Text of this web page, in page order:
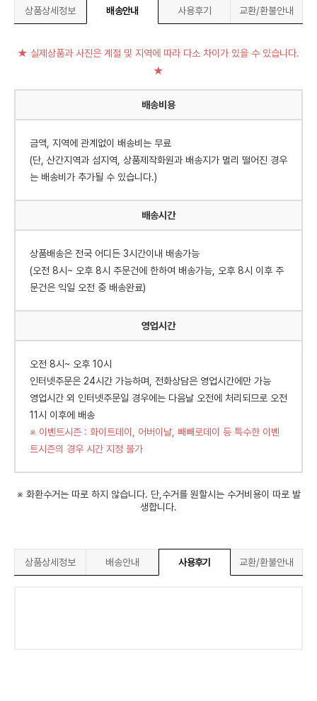
상품상세정보 배송안내 사용후기 교환/환불안내
★ 실제상품과 사진은 계절 및 지역에 따라 다소 차이가 있을 수 있습니다.
★
배송비용
금액, 지역에 관계없이 배송비는 무료
(단, 산간지역과 섬지역, 상품제작화원과 배송지가 멀리 떨어진 경우
는 배송비가 추가될 수 있습니다.)
배송시간
상품배송은 전국 어디든 3시간이내 배송가능
(오전 8시~ 오후 8시 주문건에 한하여 배송가능, 오후 8시 이후 주
문건은 익일 오전 중 배송완료)
영업시간
오전 8시~ 오후 10시
인터넷주문은 24시간 가능하며, 전화상담은 영업시간에만 가능
영업시간 외 인터넷주문일 경우에는 다음날 오전에 처리되므로 오전
11시 이후에 배송
※ 이벤트시즌 : 화이트데이, 어버이날, 빼빼로데이 등 특수한 이벤
트시즌의 경우 시간 지정 불가
※ 화환수거는 따로 하지 않습니다. 단,수거를 원할시는 수거비용이 따로 발
생합니다.
상품상세정보 배송안내 사용후기 교환/환불안내